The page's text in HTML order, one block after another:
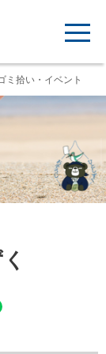
ミ拾い・イベント